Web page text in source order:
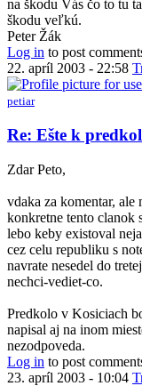
na škodu Vás čo to tu
škodu veľkú.
Peter Žák
Log in to post
22. apríl 2003 - 22:58
petiar
In
reply
to
Re:
Ešte
k
predkolu
Porty
v
Košiciach
-
by
Anonymný
(bez
overenia)
Re: Ešte k
Zdar Peto,
vdaka za komentar, ale
konkretne tento clanok
lebo keby existoval
cez celu republiku s
navrate nesedel do
nechci-vediet-co.
Predkolo v Kosiciach
napisal aj na inom
nezodpoveda.
Log in to post
23. apríl 2003 - 10:04